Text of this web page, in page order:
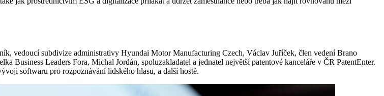
vedoucí subdivize administrativy Hyundai Motor Manufacturing Czech, Václav Juříček, člen vedení Brano
Business Leaders Fora, Michal Jordán, spoluzakladatel a jednatel největší patentové kanceláře v ČR PatentEnter.
softwaru pro rozpoznávání lidského hlasu, a další hosté.